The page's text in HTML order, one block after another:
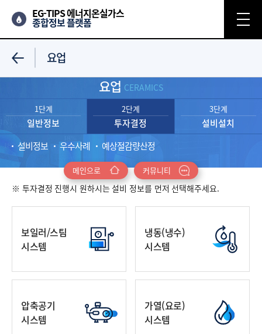
EG-TIPS 에너지온실가스
종합정보 플랫폼
요업
요업 CERAMICS
1단계
일반정보
2단계
투자결정
설비정보
우수사례 예상절감량산정
3단계
설비설치
메인으로 커뮤니티
※ 투자결정 진행시 원하시는 설비 정보를 먼저 선택해주세요.
보일러/스팀
시스템
냉동(냉수)
시스템
압축공기
시스템
가열(요로)
시스템